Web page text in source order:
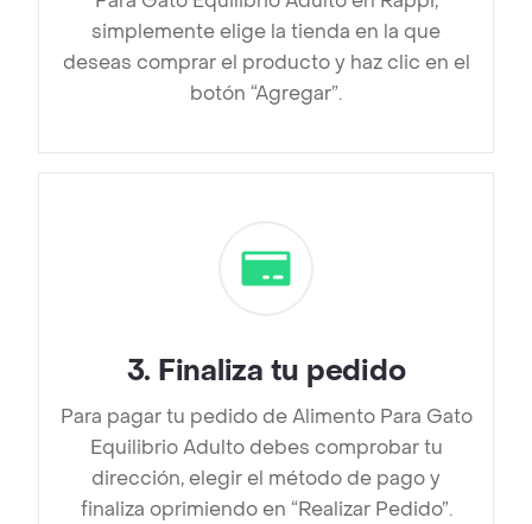
simplemente elige la tienda en la que
deseas comprar el producto y haz clic en el
botón “Agregar”.
3. Finaliza tu pedido
Para pagar tu pedido de Alimento Para Gato
Equilibrio Adulto debes comprobar tu
dirección, elegir el método de pago y
finaliza oprimiendo en “Realizar Pedido”.